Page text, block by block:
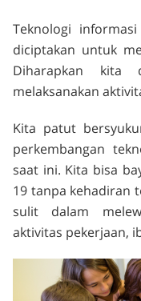
Teknologi
diciptakan untuk
Diharapkan kita
melaksanakan
Kita patut
perkembangan
saat ini. Kita bisa
19 tanpa kehadiran
sulit dalam
aktivitas pekerjaan,